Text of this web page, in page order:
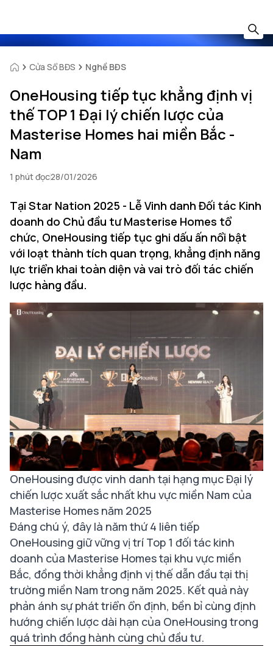
Cửa Sổ BĐS Nghề BĐS
OneHousing tiếp tục khẳng định vị
thế TOP 1 Đại lý chiến lược của
Masterise Homes hai miền Bắc -
Nam
1 phút đọc28/01/2026
Tại Star Nation 2025 - Lễ Vinh danh Đối tác Kinh
doanh do Chủ đầu tư Masterise Homes tổ
chức, OneHousing tiếp tục ghi dấu ấn nổi bật
với loạt thành tích quan trọng, khẳng định năng
lực triển khai toàn diện và vai trò đối tác chiến
lược hàng đầu.
OneHousing được vinh danh tại hạng mục Đại lý
chiến lược xuất sắc nhất khu vực miền Nam của
Masterise Homes năm 2025
Đáng chú ý, đây là năm thứ 4 liên tiếp
OneHousing giữ vững vị trí Top 1 đối tác kinh
doanh của Masterise Homes tại khu vực miền
Bắc, đồng thời khẳng định vị thế dẫn đầu tại thị
trường miền Nam trong năm 2025. Kết quả này
phản ánh sự phát triển ổn định, bền bỉ cùng định
hướng chiến lược dài hạn của OneHousing trong
quá trình đồng hành cùng chủ đầu tư.